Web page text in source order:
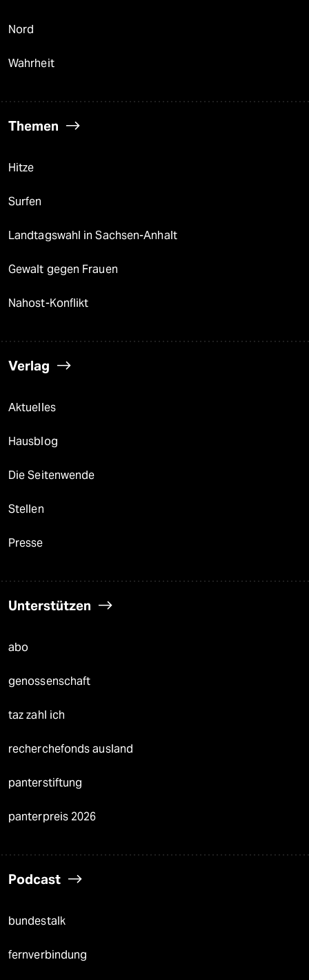
Nord
Wahrheit
Themen
Hitze
Surfen
Landtagswahl in Sachsen-Anhalt
Gewalt gegen Frauen
Nahost-Konflikt
Verlag
Aktuelles
Hausblog
Die Seitenwende
Stellen
Presse
Unterstützen
abo
genossenschaft
taz zahl ich
recherchefonds ausland
panterstiftung
panterpreis 2026
Podcast
bundestalk
fernverbindung